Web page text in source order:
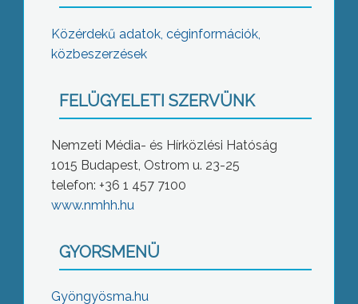
Közérdekű adatok, céginformációk,
közbeszerzések
FELÜGYELETI SZERVÜNK
Nemzeti Média- és Hírközlési Hatóság
1015 Budapest, Ostrom u. 23-25
telefon: +36 1 457 7100
www.nmhh.hu
GYORSMENÜ
Gyöngyösma.hu